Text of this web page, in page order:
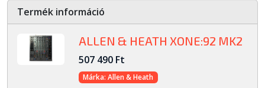
Termék információ
ALLEN & HEATH XONE:92 MK2
507 490 Ft
Márka: Allen & Heath